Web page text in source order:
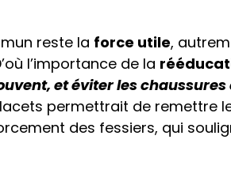
reste la force utile,
l’importance de la
et éviter les
permettrait de remettre
des fessiers, qui